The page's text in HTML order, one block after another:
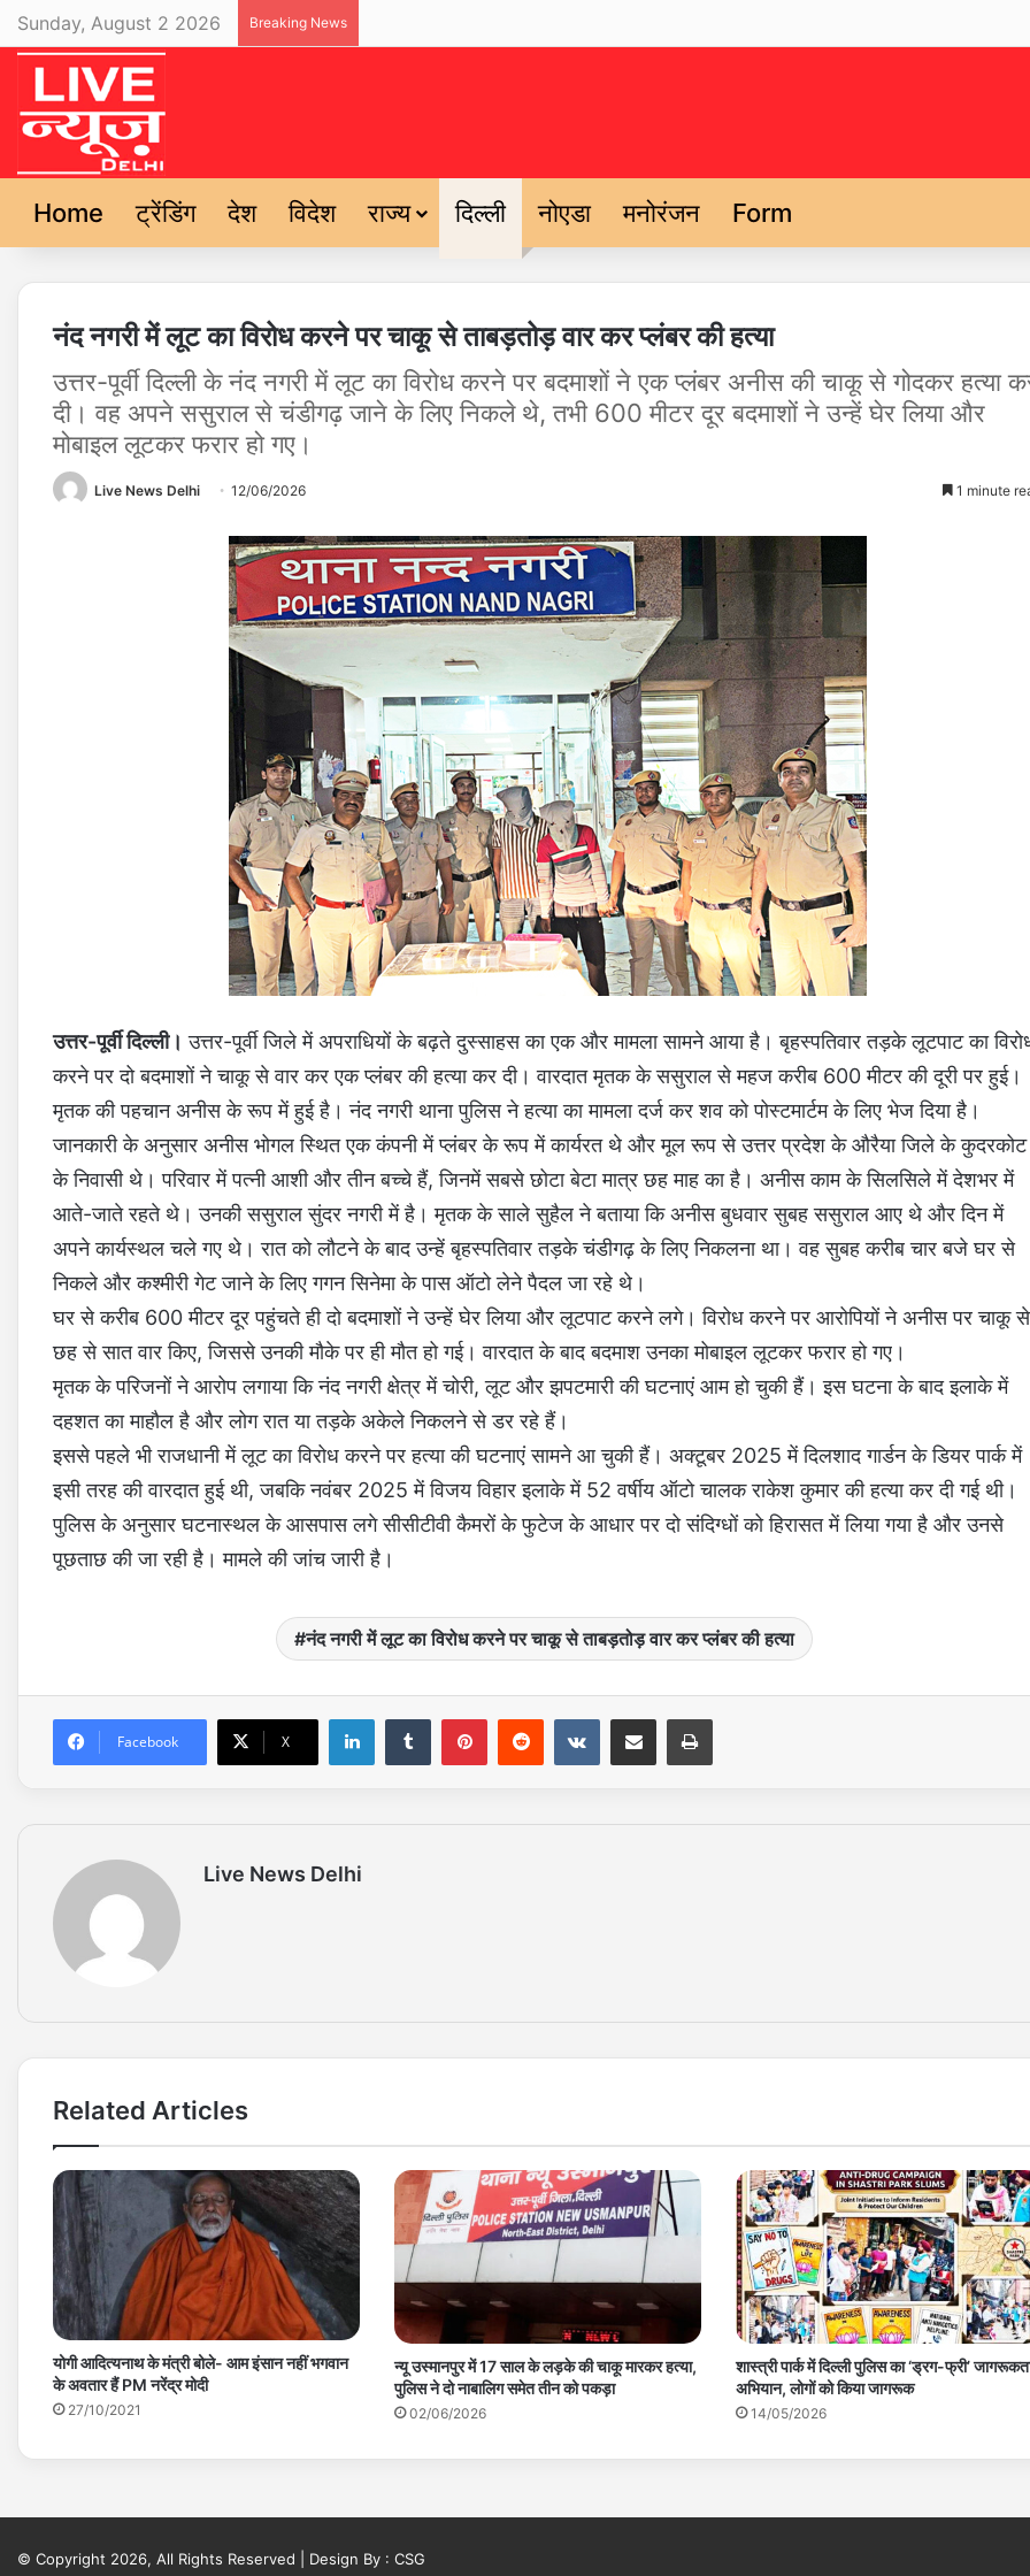
Sunday, August 2 2026 Breaking News
Home ट्रेंडिंग देश विदेश राज्य दिल्ली नोएडा मनोरंजन Form
नंद नगरी में लूट का विरोध करने पर चाकू से ताबड़तोड़ वार कर प्लंबर की हत्या
उत्तर-पूर्वी दिल्ली के नंद नगरी में लूट का विरोध करने पर बदमाशों ने एक प्लंबर अनीस की चाकू से गोदकर हत्या
दी। वह अपने ससुराल से चंडीगढ़ जाने के लिए निकले थे, तभी 600 मीटर दूर बदमाशों ने उन्हें घेर लिया और
मोबाइल लूटकर फरार हो गए।
Live News Delhi 12/06/2026 1 minute
उत्तर-पूर्वी दिल्ली। उत्तर-पूर्वी जिले में अपराधियों के बढ़ते दुस्साहस का एक और मामला सामने आया है। बृहस्पतिवार तड़के लूटपाट का
करने पर दो बदमाशों ने चाकू से वार कर एक प्लंबर की हत्या कर दी। वारदात मृतक के ससुराल से महज करीब 600 मीटर की दूरी पर हुई।
मृतक की पहचान अनीस के रूप में हुई है। नंद नगरी थाना पुलिस ने हत्या का मामला दर्ज कर शव को पोस्टमार्टम के लिए भेज दिया है।
जानकारी के अनुसार अनीस भोगल स्थित एक कंपनी में प्लंबर के रूप में कार्यरत थे और मूल रूप से उत्तर प्रदेश के औरैया जिले के कुदरकोट
के निवासी थे। परिवार में पत्नी आशी और तीन बच्चे हैं, जिनमें सबसे छोटा बेटा मात्र छह माह का है। अनीस काम के सिलसिले में देशभर में
आते-जाते रहते थे। उनकी ससुराल सुंदर नगरी में है। मृतक के साले सुहैल ने बताया कि अनीस बुधवार सुबह ससुराल आए थे और दिन में
अपने कार्यस्थल चले गए थे। रात को लौटने के बाद उन्हें बृहस्पतिवार तड़के चंडीगढ़ के लिए निकलना था। वह सुबह करीब चार बजे घर से
निकले और कश्मीरी गेट जाने के लिए गगन सिनेमा के पास ऑटो लेने पैदल जा रहे थे।
घर से करीब 600 मीटर दूर पहुंचते ही दो बदमाशों ने उन्हें घेर लिया और लूटपाट करने लगे। विरोध करने पर आरोपियों ने अनीस पर चाकू से
छह से सात वार किए, जिससे उनकी मौके पर ही मौत हो गई। वारदात के बाद बदमाश उनका मोबाइल लूटकर फरार हो गए।
मृतक के परिजनों ने आरोप लगाया कि नंद नगरी क्षेत्र में चोरी, लूट और झपटमारी की घटनाएं आम हो चुकी हैं। इस घटना के बाद इलाके में
दहशत का माहौल है और लोग रात या तड़के अकेले निकलने से डर रहे हैं।
इससे पहले भी राजधानी में लूट का विरोध करने पर हत्या की घटनाएं सामने आ चुकी हैं। अक्टूबर 2025 में दिलशाद गार्डन के डियर पार्क में
इसी तरह की वारदात हुई थी, जबकि नवंबर 2025 में विजय विहार इलाके में 52 वर्षीय ऑटो चालक राकेश कुमार की हत्या कर दी गई थी।
पुलिस के अनुसार घटनास्थल के आसपास लगे सीसीटीवी कैमरों के फुटेज के आधार पर दो संदिग्धों को हिरासत में लिया गया है और उनसे
पूछताछ की जा रही है। मामले की जांच जारी है।
नंद नगरी में लूट का विरोध करने पर चाकू से ताबड़तोड़ वार कर प्लंबर की हत्या
Facebook X
Live News Delhi
Related Articles
योगी आदित्यनाथ के मंत्री बोले- आम इंसान नहीं भगवान
के अवतार हैं PM नरेंद्र मोदी
27/10/2021
न्यू उस्मानपुर में 17 साल के लड़के की चाकू मारकर हत्या,
पुलिस ने दो नाबालिग समेत तीन को पकड़ा
02/06/2026
शास्त्री पार्क में दिल्ली पुलिस का ‘ड्रग-फ्री’
अभियान, लोगों को किया जागरूक
14/05/2026
© Copyright 2026, All Rights Reserved | Design By : CSG